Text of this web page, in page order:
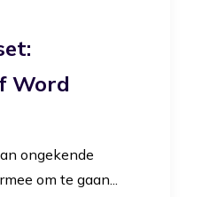
Word
ongekende
om te gaan...